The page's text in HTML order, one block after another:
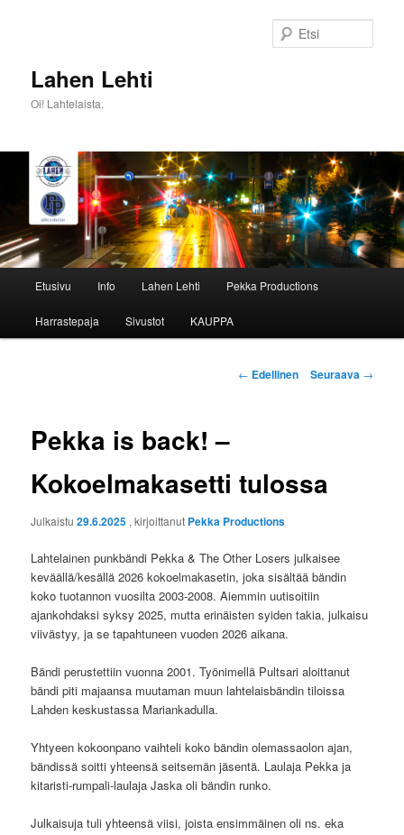
Lahen Lehti
Oi! Lahtelaista.
Etusivu Info Lahen Lehti Pekka Productions
Harrastepaja Sivustot KAUPPA
Artikkelien
← Edellinen Seuraava →
Pekka is back! –
Kokoelmakasetti tulossa
Julkaistu29.6.2025 , kirjoittanut Pekka Productions
Lahtelainen punkbändi Pekka & The Other Losers julkaisee
keväällä/kesällä 2026 kokoelmakasetin, joka sisältää bändin
koko tuotannon vuosilta 2003-2008. Aiemmin uutisoitiin
ajankohdaksi syksy 2025, mutta erinäisten syiden takia, julkaisu
viivästyy, ja se tapahtuneen vuoden 2026 aikana.
Bändi perustettiin vuonna 2001. Työnimellä Pultsari aloittanut
bändi piti majaansa muutaman muun lahtelaisbändin tiloissa
Lahden keskustassa Mariankadulla.
Yhtyeen kokoonpano vaihteli koko bändin olemassaolon ajan,
bändissä soitti yhteensä seitsemän jäsentä. Laulaja Pekka ja
kitaristi-rumpali-laulaja Jaska oli bändin runko.
Julkaisuja tuli yhteensä viisi, joista ensimmäinen oli ns. eka